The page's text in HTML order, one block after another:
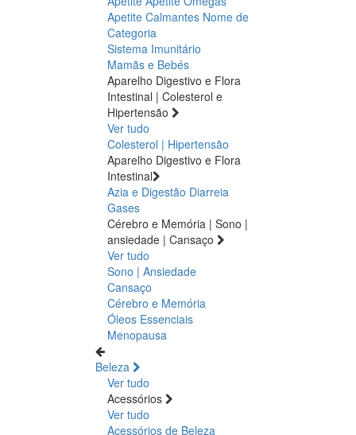
Apetite Calmantes Nome de
Categoria
Sistema Imunitário
Mamãs e Bebés
Aparelho Digestivo e Flora
Intestinal | Colesterol e
Hipertensão
Ver tudo
Colesterol | Hipertensão
Aparelho Digestivo e Flora
Intestinal
Azia e Digestão Diarreia
Gases
Cérebro e Memória | Sono |
ansiedade | Cansaço
Ver tudo
Sono | Ansiedade
Cansaço
Cérebro e Memória
Óleos Essenciais
Menopausa
Beleza
Ver tudo
Acessórios
Ver tudo
Acessórios de Beleza